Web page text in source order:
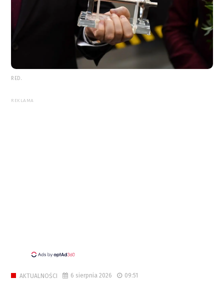
RED.
REKLAMA
AKTUALNOŚCI 6 sierpnia 2026 09:51